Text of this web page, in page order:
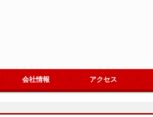
会社情報 アクセス